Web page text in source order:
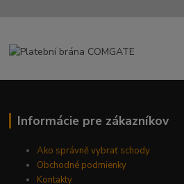
Informácie pre zákazníkov
Ako správně vybrať schody
Obchodné podmienky
Kontakty